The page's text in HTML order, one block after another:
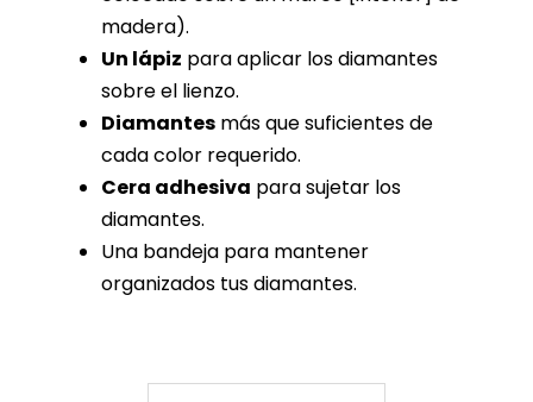
madera).
Un lápiz para aplicar los diamantes
sobre el lienzo.
Diamantes más que suficientes de
cada color requerido.
Cera adhesiva para sujetar los
diamantes.
Una bandeja para mantener
organizados tus diamantes.